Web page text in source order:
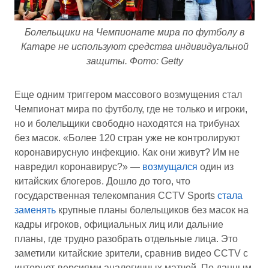
Болельщики на Чемпионате мира по футболу в
Катаре не используют средства индивидуальной
защиты. Фото: Getty
Еще одним триггером массового возмущения стал
Чемпионат мира по футболу, где не только и игроки,
но и болельщики свободно находятся на трибунах
без масок. «Более 120 стран уже не контролируют
коронавирусную инфекцию. Как они живут? Им не
навредил коронавирус?» — возмущался один из
китайских блогеров. Дошло до того, что
государственная телекомпания CCTV Sports стала
заменять крупные планы болельщиков без масок на
кадры игроков, официальных лиц или дальние
планы, где трудно разобрать отдельные лица. Это
заметили китайские зрители, сравнив видео CCTV с